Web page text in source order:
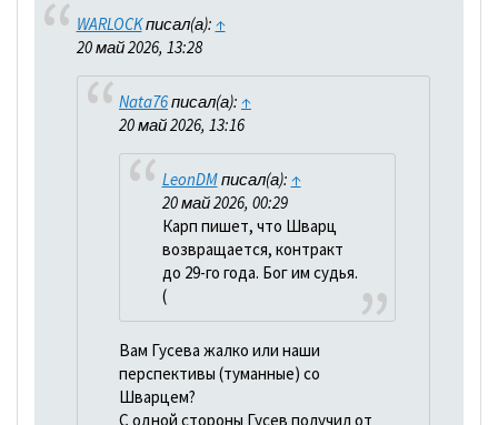
WARLOCKписал(а): ↑
20 май 2026, 13:28
Nata76писал(а): ↑
20 май 2026, 13:16
LeonDMписал(а): ↑
20 май 2026, 00:29
Карп пишет, что Шварц
возвращается, контракт
до 29-го года. Бог им судья.
(
Вам Гусева жалко или наши
перспективы (туманные) со
Шварцем?
С одной стороны Гусев получил от